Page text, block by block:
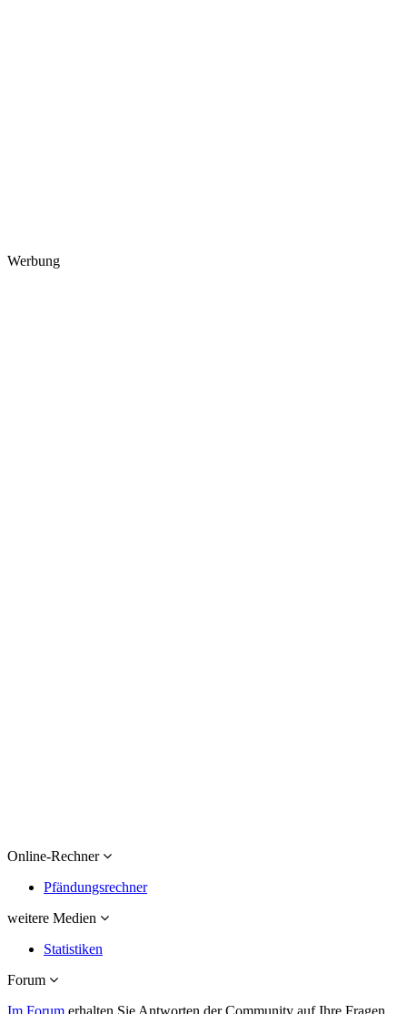
Werbung
Online-Rechner
Pfändungsrechner
weitere Medien
Statistiken
Forum
Im Forum erhalten Sie Antworten der Community auf Ihre Fragen.